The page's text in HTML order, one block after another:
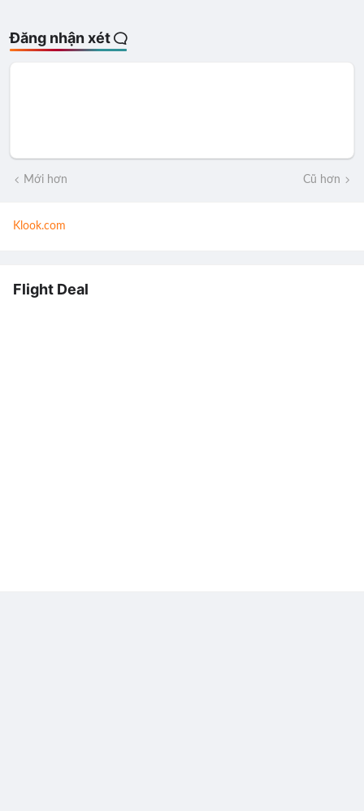
Đăng nhận xét
Mới hơn Cũ hơn
Klook.com
Flight Deal